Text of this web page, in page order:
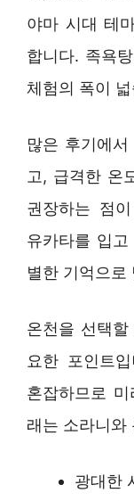
야마 시대 테
합니다. 족욕
체험의 폭이
많은 후기에
고, 급격한 온
권장하는 점
유카타를 입
별한 기억으로
온천을 선택
요한 포인트
혼잡하므로
래는 소라니와
광대한